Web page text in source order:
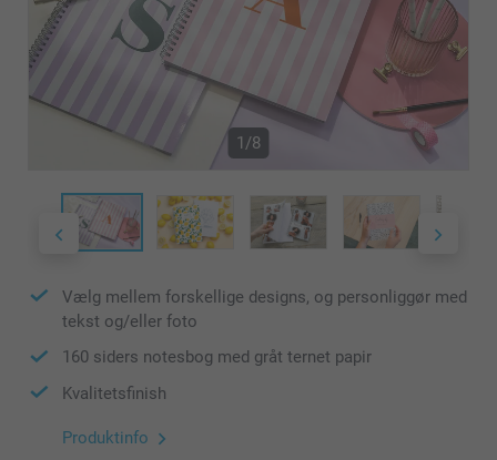
1/8
Vælg mellem forskellige designs, og personliggør med
tekst og/eller foto
160 siders notesbog med gråt ternet papir
Kvalitetsfinish
Produktinfo